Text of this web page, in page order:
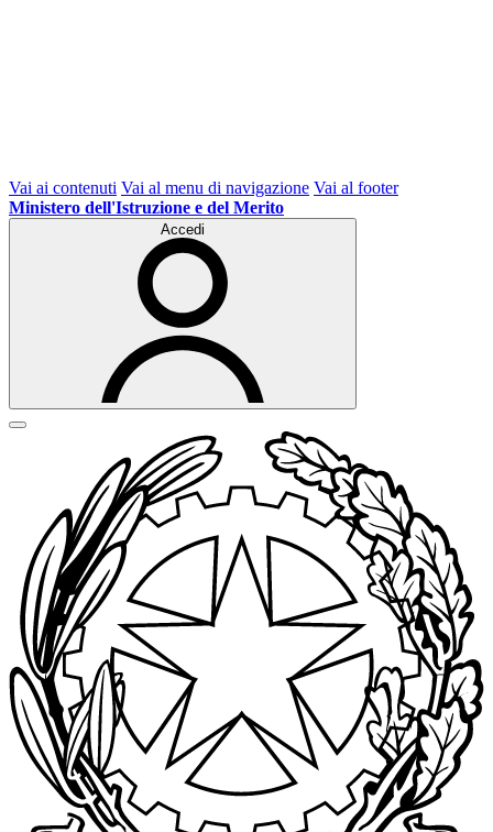
Vai ai contenuti Vai al menu di navigazione Vai al footer
Ministero dell'Istruzione e del Merito
Accedi